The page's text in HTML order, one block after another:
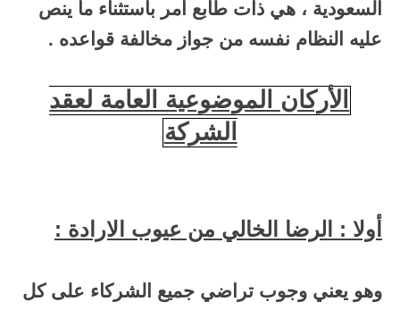
السعودية ، هي ذات طابع آمر باستثناء ما ينص
عليه النظام نفسه من جواز مخالفة قواعده .
الأركان الموضوعية العامة لعقد
الشركة
أولا : الرضا الخالي من عيوب الارادة :
وهو يعني وجوب تراضي جميع الشركاء على كل